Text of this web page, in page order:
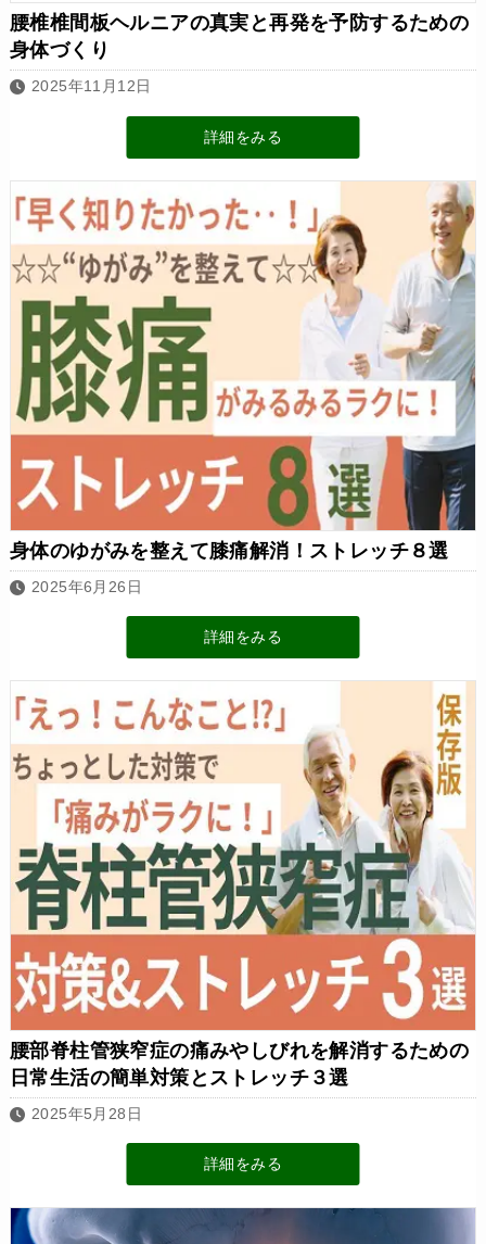
腰椎椎間板ヘルニアの真実と再発を予防するための
身体づくり
2025年11月12日
詳細をみる
身体のゆがみを整えて膝痛解消！ストレッチ８選
2025年6月26日
詳細をみる
腰部脊柱管狭窄症の痛みやしびれを解消するための
日常生活の簡単対策とストレッチ３選
2025年5月28日
詳細をみる